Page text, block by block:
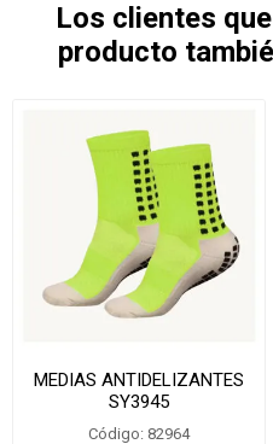
Los clientes
producto
MEDIAS ANTIDELIZANTES
SY3945
Código: 82964